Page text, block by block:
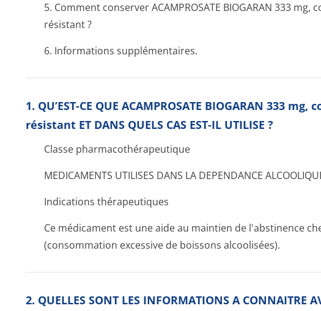
5. Comment conserver ACAMPROSATE BIOGARAN 333
résistant ?
6. Informations supplémentaires.
1. QU’EST-CE QUE ACAMPROSATE BIOGARAN 333
résistant ET DANS QUELS CAS EST-IL UTILISE ?
Classe pharmacothéra­peutique
MEDICAMENTS UTILISES DANS LA DEPENDANCE
Indications thérapeutiques
Ce médicament est une aide au maintien de l'abstinence
(consommation excessive de boissons alcoolisées).
2. QUELLES SONT LES INFORMATIONS A CONNAITRE